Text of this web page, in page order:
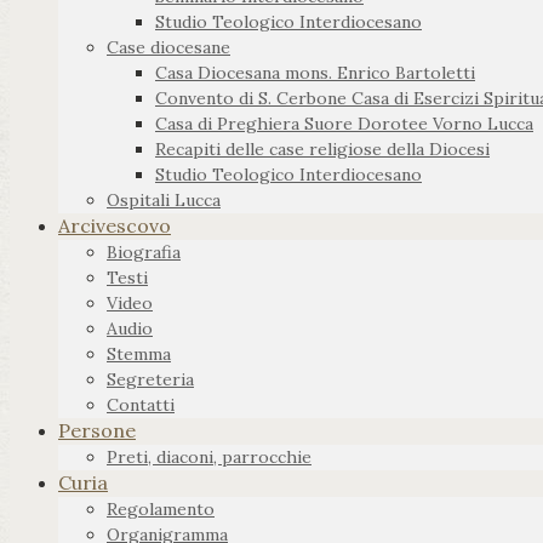
Studio Teologico Interdiocesano
Case diocesane
Casa Diocesana mons. Enrico Bartoletti
Convento di S. Cerbone Casa di Esercizi
Casa di Preghiera Suore Dorotee Vorno Lucca
Recapiti delle case religiose della Diocesi
Studio Teologico Interdiocesano
Ospitali Lucca
Arcivescovo
Biografia
Testi
Video
Audio
Stemma
Segreteria
Contatti
Persone
Preti, diaconi, parrocchie
Curia
Regolamento
Organigramma